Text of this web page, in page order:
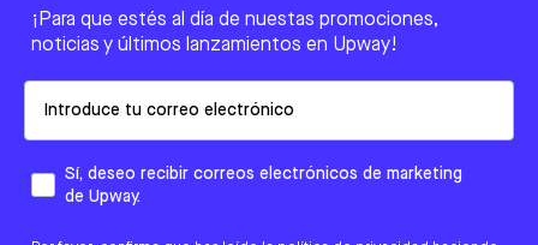
¡Para que estés al día de nuestas promociones,
noticias y últimos lanzamientos en Upway!
Sí, deseo recibir correos electrónicos de marketing
de Upway.